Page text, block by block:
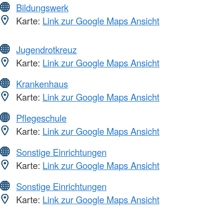
Bildungswerk
Karte: Link zur Google Maps Ansicht
Jugendrotkreuz
Karte: Link zur Google Maps Ansicht
Krankenhaus
Karte: Link zur Google Maps Ansicht
Pflegeschule
Karte: Link zur Google Maps Ansicht
Sonstige Einrichtungen
Karte: Link zur Google Maps Ansicht
Sonstige Einrichtungen
Karte: Link zur Google Maps Ansicht